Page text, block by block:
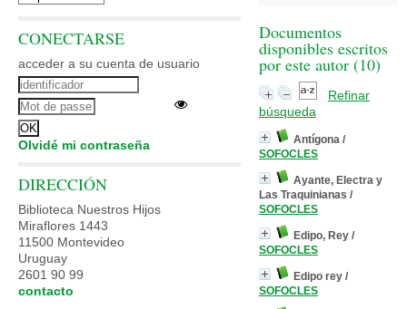
Documentos
disponibles escritos
por este autor (10)
Refinar
búsqueda
Antígona /
SOFOCLES
Ayante, Electra y
Las Traquinianas /
SOFOCLES
Edipo, Rey /
SOFOCLES
Edipo rey /
SOFOCLES
CONECTARSE
acceder a su cuenta de usuario
Olvidé mi contraseña
DIRECCIÓN
Biblioteca Nuestros Hijos
Miraflores 1443
11500 Montevideo
Uruguay
2601 90 99
contacto